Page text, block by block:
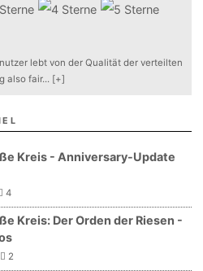
lebt von der Qualität der verteilten
also fair... [+]
Kreis - Anniversary-Update
4
Kreis: Der Orden der Riesen -
2